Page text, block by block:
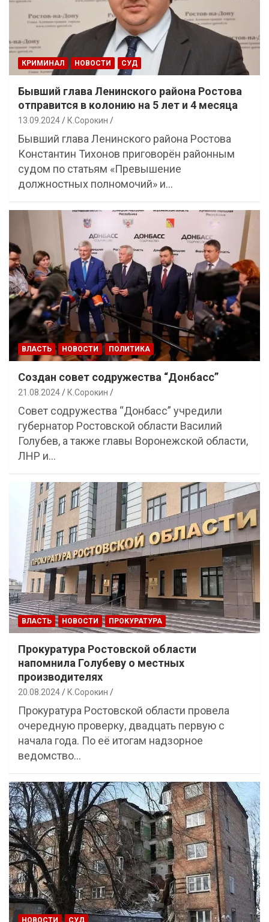
КРИМИНАЛ НОВОСТИ СУД
Бывший глава Ленинского района Ростова
отправится в колонию на 5 лет и 4 месяца
13.09.2024 К.Сорокин
Бывший глава Ленинского района Ростова
Константин Тихонов приговорён районным
судом по статьям «Превышение
должностных полномочий» и…
ВЛАСТЬ НОВОСТИ ПОЛИТИКА
Создан совет содружества “Донбасс”
21.08.2024 К.Сорокин
Совет содружества “Донбасс” учредили
губернатор Ростовской области Василий
Голубев, а также главы Воронежской области,
ЛНР и…
ВЛАСТЬ НОВОСТИ ПРОКУРАТУРА
Прокуратура Ростовской области
напомнила Голубеву о местных
производителях
20.08.2024 К.Сорокин
Прокуратура Ростовской области провела
очередную проверку, двадцать первую с
начала года. По её итогам надзорное
ведомство…